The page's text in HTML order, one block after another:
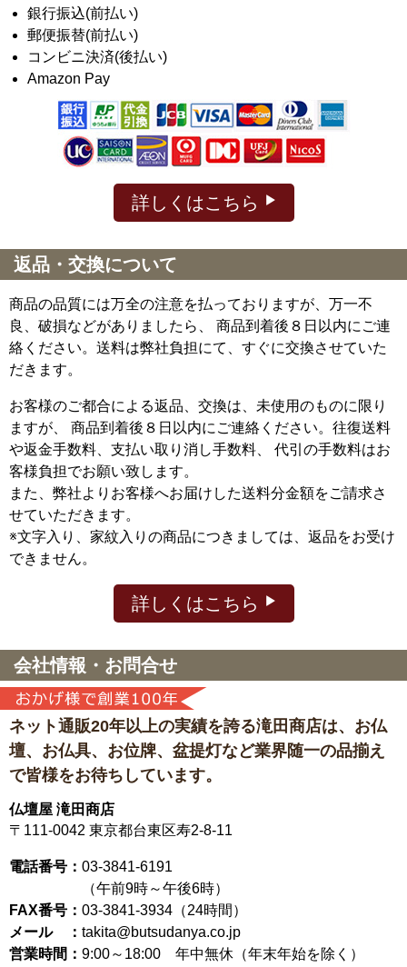
銀行振込(前払い)
郵便振替(前払い)
コンビニ決済(後払い)
Amazon Pay
詳しくはこちら
返品・交換について
商品の品質には万全の注意を払っておりますが、万一不
良、破損などがありましたら、 商品到着後８日以内にご連
絡ください。送料は弊社負担にて、すぐに交換させていた
だきます。
お客様のご都合による返品、交換は、未使用のものに限り
ますが、
商品到着後８日以内にご連絡ください。往復送料
や返金手数料、支払い取り消し手数料、 代引の手数料はお
客様負担でお願い致します。
また、弊社よりお客様へお届けした送料分金額をご請求さ
せていただきます。
※文字入り、家紋入りの商品につきましては、返品をお受け
できません。
詳しくはこちら
会社情報・お問合せ
ネット通販20年以上の実績を誇る滝田商店は、 お仏
壇、お仏具、お位牌、盆提灯など業界随一の品揃え
で皆様をお待ちしています。
仏壇屋 滝田商店
〒111-0042 東京都台東区寿2-8-11
電話番号： 03-3841-6191
（午前9時～午後6時）
FAX番号： 03-3841-3934（24時間）
メール ： takita@butsudanya.co.jp
営業時間： 9:00～18:00 年中無休（年末年始を除く）